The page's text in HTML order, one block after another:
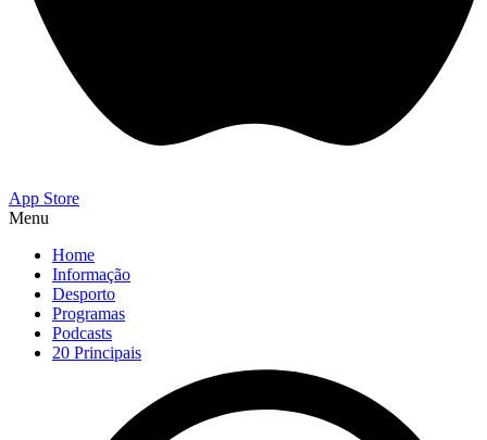
App Store
Menu
Home
Informação
Desporto
Programas
Podcasts
20 Principais